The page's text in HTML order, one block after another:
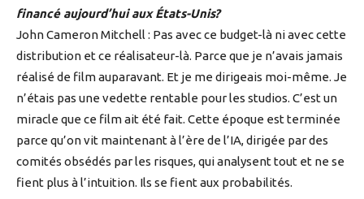
financé aujourd’hui aux États-Unis?
John Cameron Mitchell : Pas avec ce budget-là ni avec cette
distribution et ce réalisateur-là. Parce que je n’avais jamais
réalisé de film auparavant. Et je me dirigeais moi-même. Je
n’étais pas une vedette rentable pour les studios. C’est un
miracle que ce film ait été fait. Cette époque est terminée
parce qu’on vit maintenant à l’ère de l’IA, dirigée par des
comités obsédés par les risques, qui analysent tout et ne se
fient plus à l’intuition. Ils se fient aux probabilités.